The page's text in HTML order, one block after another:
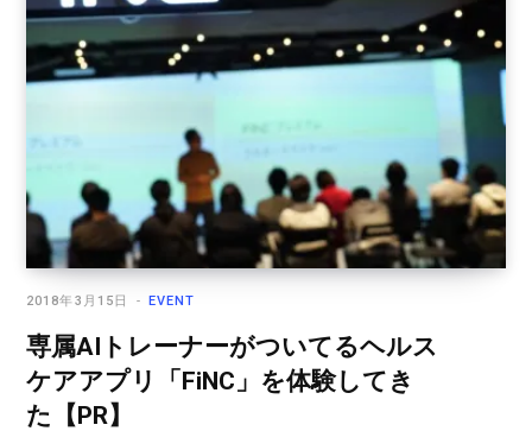
EVENT
2018年3月15日
専属AIトレーナーがついてるヘルス
ケアアプリ「FiNC」を体験してき
た【PR】